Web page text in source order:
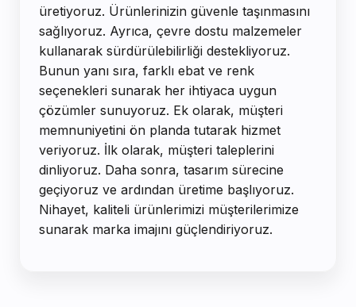
üretiyoruz. Ürünlerinizin güvenle taşınmasını
sağlıyoruz. Ayrıca, çevre dostu malzemeler
kullanarak sürdürülebilirliği destekliyoruz.
Bunun yanı sıra, farklı ebat ve renk
seçenekleri sunarak her ihtiyaca uygun
çözümler sunuyoruz. Ek olarak, müşteri
memnuniyetini ön planda tutarak hizmet
veriyoruz. İlk olarak, müşteri taleplerini
dinliyoruz. Daha sonra, tasarım sürecine
geçiyoruz ve ardından üretime başlıyoruz.
Nihayet, kaliteli ürünlerimizi müşterilerimize
sunarak marka imajını güçlendiriyoruz.